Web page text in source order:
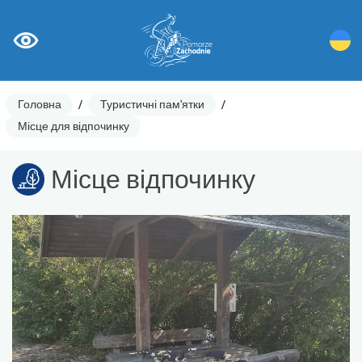
Головна / Туристичні пам'ятки
/
Місце для відпочинку
Місце відпочинку